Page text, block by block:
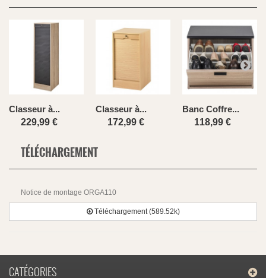
Classeur à...
229,99 €
Classeur à...
172,99 €
Banc Coffre...
118,99 €
TÉLÉCHARGEMENT
Notice de montage ORGA110
Téléchargement (589.52k)
CATÉGORIES